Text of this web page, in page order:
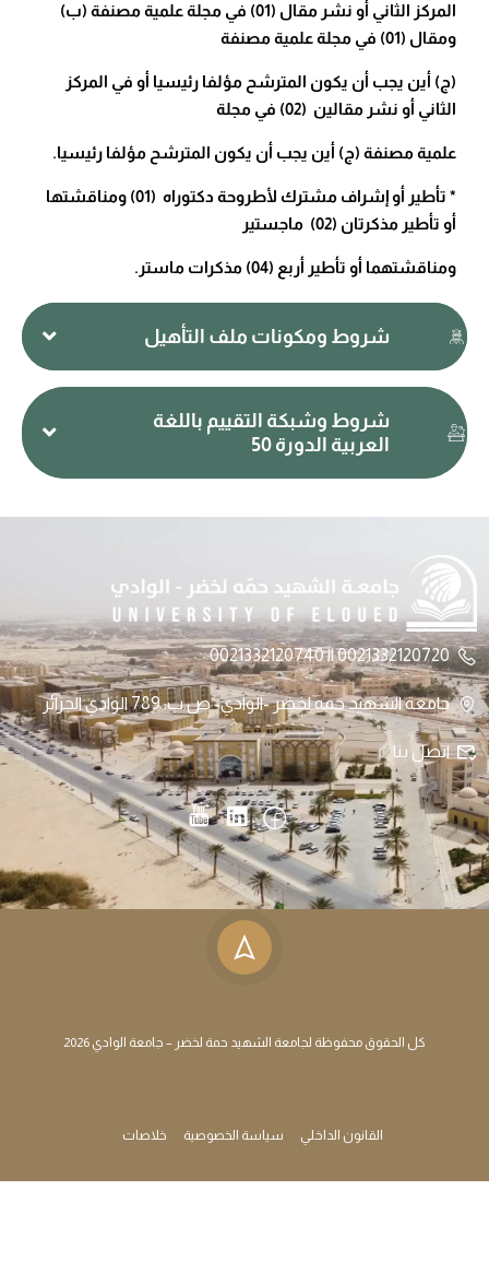
المركز الثاني أو نشر مقال (01) في مجلة علمية مصنفة (ب)
ومقال (01) في مجلة علمية مصنفة
(ج) أين يجب أن يكون المترشح مؤلفا رئيسيا أو في المركز
الثاني أو نشر مقالين (02) في مجلة
علمية مصنفة (ج) أين يجب أن يكون المترشح مؤلفا رئيسيا.
* تأطير أو إشراف مشترك لأطروحة دكتوراه (01) ومناقشتها
أو تأطير مذكرتان (02) ماجستير
ومناقشتهما أو تأطير أربع (04) مذكرات ماستر.
شروط ومكونات ملف التأهيل
شروط وشبكة التقييم باللغة
العربية الدورة 50
0021332120720 || 0021332120740
جامعة الشهيد حمه لخضر -الوادي- ص.ب: 789 الوادي الجزائر
اتصل بنا
كل الحقوق محفوظة لجامعة الشهيد حمة لخضر – جامعة الوادي 2026
القانون الداخلي سياسة الخصوصية خلاصات